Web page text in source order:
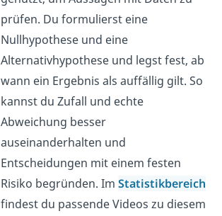
prüfen. Du formulierst eine
Nullhypothese und eine
Alternativhypothese und legst fest, ab
wann ein Ergebnis als auffällig gilt. So
kannst du Zufall und echte
Abweichung besser
auseinanderhalten und
Entscheidungen mit einem festen
Risiko begründen. Im Statistikbereich
findest du passende Videos zu diesem